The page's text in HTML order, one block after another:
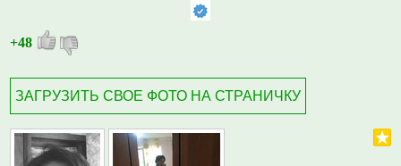
+48
ЗАГРУЗИТЬ СВОЕ ФОТО НА СТРАНИЧКУ